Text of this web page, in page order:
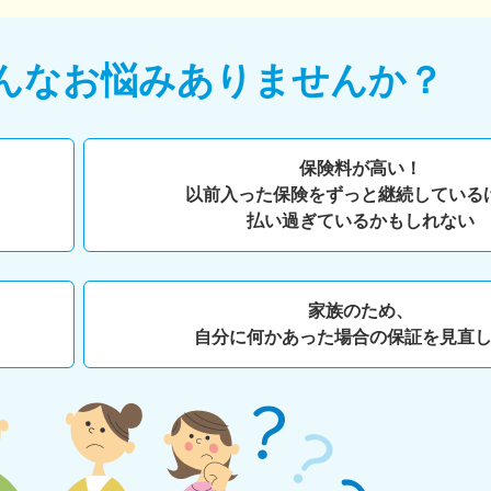
なお悩みありませんか？
保険料が高い！
以前入った保険をずっと継続している
払い過ぎているかもしれない
家族のため、
自分に何かあった場合の保証を見直